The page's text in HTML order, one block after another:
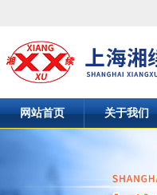
网站首页 关于我们